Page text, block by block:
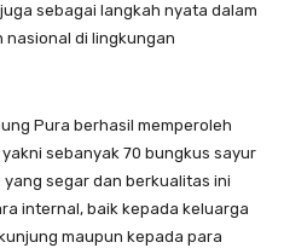
sebagai langkah nyata dalam
di lingkungan
Pura berhasil memperoleh
sebanyak 70 bungkus sayur
segar dan berkualitas ini
internal, baik kepada keluarga
maupun kepada para